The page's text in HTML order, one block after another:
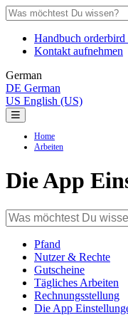
Handbuch orderbird
Kontakt aufnehmen
German
DE German
US English (US)
Home
Arbeiten
Die App
Pfand
Nutzer & Rechte
Gutscheine
Tägliches Arbeiten
Rechnungsstellung
Die App